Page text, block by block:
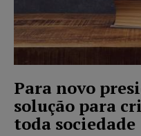
Para novo
solução para
toda sociedade